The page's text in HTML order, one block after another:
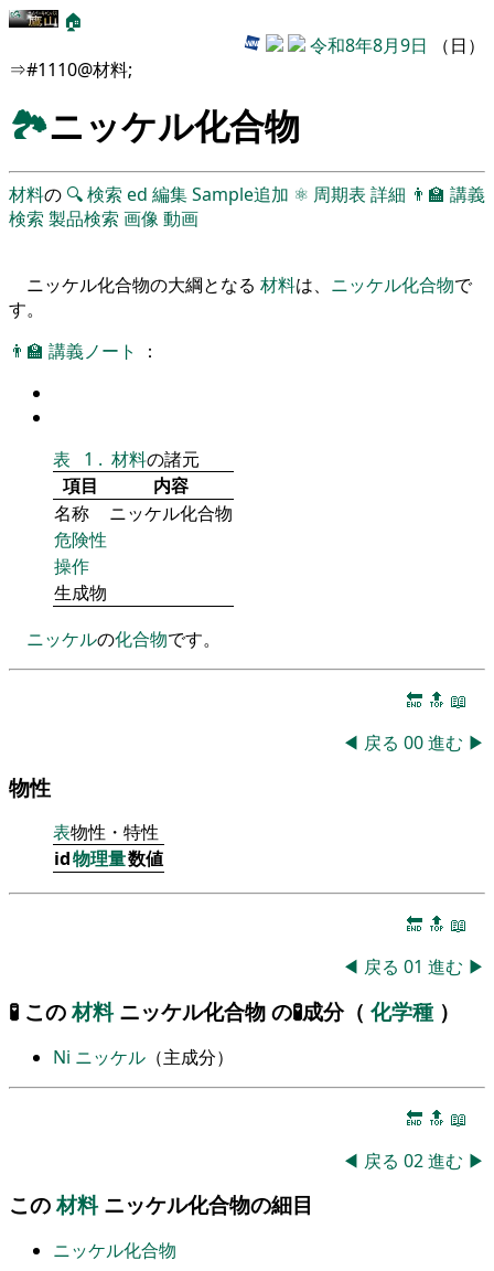
🏠
令和8年8月9日 （日）
⇒#1110@材料;
🏞ニッケル化合物
材料の 🔍検索 ed 編集Sample追加 ⚛ 周期表 詳細 👨‍🏫 講義
検索 製品検索 画像動画
ニッケル化合物の大綱となる 材料は、 ニッケル化合物で
す。
👨‍🏫 講義ノート ：
表 1 . 材料の諸元
項目
内容
名称
ニッケル化合物
危険性
操作
生成物
ニッケルの化合物です。
🔚 🔝 📖
◀ 戻る 00進む ▶
物性
表物性・特性
id物理量数値
🔚 🔝 📖
◀ 戻る 01 進む ▶
🧪 この材料 ニッケル化合物 の🧪成分（ 化学種 ）
Ni ニッケル （主成分）
🔚 🔝 📖
◀ 戻る 02進む ▶
この材料 ニッケル化合物の細目
ニッケル化合物